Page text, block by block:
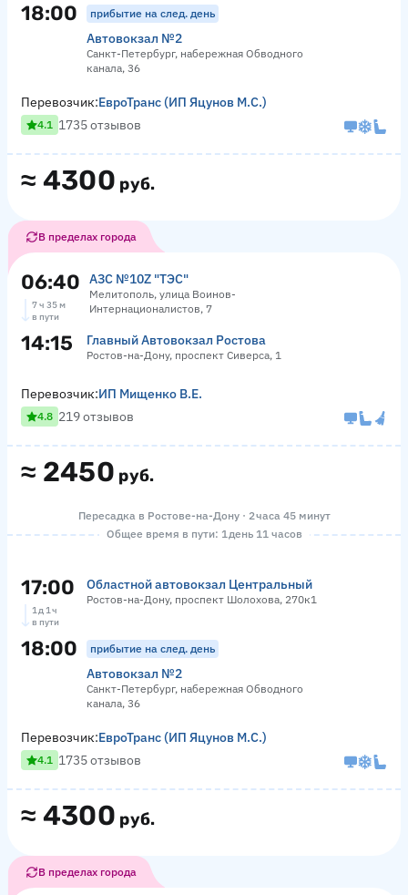
18:00 прибытие на след. день
Автовокзал №2
Санкт-Петербург, набережная Обводного
канала, 36
≈ 4300 руб.
Перевозчик:ЕвроТранс (ИП Яцунов М.С.)
4.1 1735 отзывов
В пределах города
06:40 АЗС №10Z "ТЭС"
Мелитополь, улица Воинов-
Интернационалистов, 7
7 ч 35 м
в пути
14:15 Главный Автовокзал Ростова
Ростов-на-Дону, проспект Сиверса, 1
≈ 2450 руб.
Перевозчик:ИП Мищенко В.Е.
4.8 219 отзывов
Пересадка в Ростове-на-Дону · 2 часа 45 минут
Общее время в пути: 1 день 11 часов
17:00 Областной автовокзал Центральный
Ростов-на-Дону, проспект Шолохова, 270к1
1 д 1 ч
в пути
18:00 прибытие на след. день
Автовокзал №2
Санкт-Петербург, набережная Обводного
канала, 36
≈ 4300 руб.
Перевозчик:ЕвроТранс (ИП Яцунов М.С.)
4.1 1735 отзывов
В пределах города